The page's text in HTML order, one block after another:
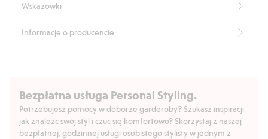
Wskazówki
Informacje o producencie
Bezpłatna usługa Personal Styling.
Potrzebujesz pomocy w doborze garderoby? Szukasz inspiracji
jak znaleźć swój styl i czuć się komfortowo? Skorzystaj z naszej
bezpłatnej, godzinnej usługi osobistego stylisty w jednym z